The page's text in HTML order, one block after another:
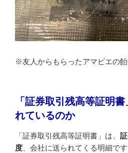
※友人からもらったアマビエの飴
「証券取引残高等証明
れているのか
「証券取引残高等証明書」は、
度 、会社に送られてくる明細です